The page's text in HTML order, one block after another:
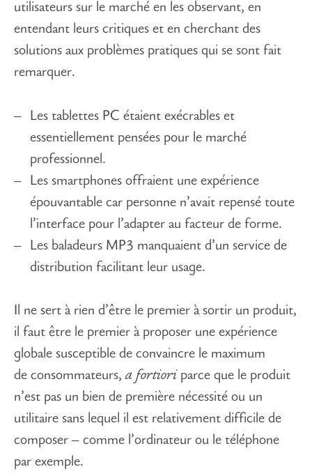
utilisateurs sur le marché en les observant, en
entendant leurs critiques et en cherchant des
solutions aux problèmes pratiques qui se sont fait
remarquer.
Les tablettes PC étaient exécrables et
essentiellement pensées pour le marché
professionnel.
Les smartphones offraient une expérience
épouvantable car personne n’avait repensé toute
l’interface pour l’adapter au facteur de forme.
Les baladeurs MP3 manquaient d’un service de
distribution facilitant leur usage.
Il ne sert à rien d’être le premier à sortir un produit,
il faut être le premier à proposer une expérience
globale susceptible de convaincre le maximum
de consommateurs,a fortiori parce que le produit
n’est pas un bien de première nécessité ou un
utilitaire sans lequel il est relativement difficile de
composer – comme l’ordinateur ou le téléphone
par exemple.